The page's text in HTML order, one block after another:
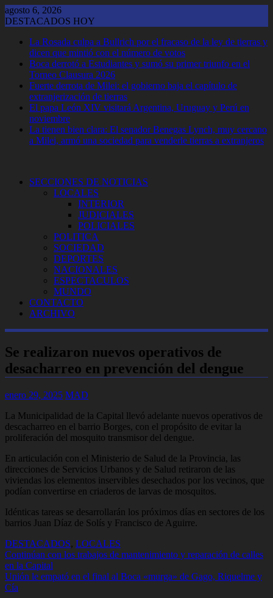
Saltar
al
agosto 6, 2026
DESTACADOS HOY
La Rosada culpa a Bullrich por el fracaso de la ley de tierras y
dicen que mintió con el número de votos
Boca derrotó a Estudiantes y sumó su primer triunfo en el
Torneo Clausura 2026
Fuerte derrota de Milei: el gobierno baja el capítulo de
extranjerización de tierras
El papa León XIV visitará Argentina, Uruguay y Perú en
noviembre
La tienen bien clara: El senador Benegas Lynch, muy cercano
a Milei, armó una sociedad para venderle tierras a extranjeros
SECCIONES DE NOTICIAS
LOCALES
INTERIOR
JUDICIALES
POLICIALES
POLITICA
SOCIEDAD
DEPORTES
NACIONALES
ESPECTACULOS
MUNDO
CONTACTO
ARCHIVO
Se realizaron nuevos operativos de
desacharreo en prevención del dengue
enero 29, 2025 MAD
La Municipalidad de la Capital llevó adelante nuevos operativos de
descacharreo en el barrio Borges, con el propósito de evitar la
proliferación del mosquito transmisor del dengue.
En articulación con el Ministerio de Salud de la Provincia, las
direcciones de Servicios Urbanos y de Salud retiraron de las
viviendas los elementos inservibles desechados por los vecinos, que
podían convertirse en criaderos de larvas de mosquitos.
Idénticas tareas se desarrollarán los próximos días en sectores de los
barrios Juan Díaz de Solís y Francisco de Aguirre.
DESTACADOS, LOCALES
Navegación
de
entradas
Continúan con los trabajos de mantenimiento y reparación de calles
en la Capital
Unión le empató en el final al Boca «murga» de Gago, Riquelme y
Cía